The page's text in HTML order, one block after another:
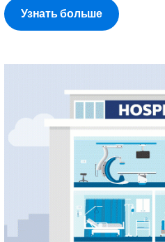
Узнать больше